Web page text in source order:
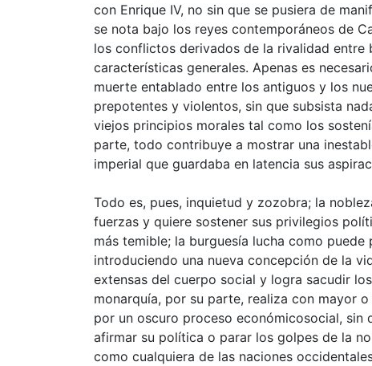
con Enrique IV, no sin que se pusiera de
se nota bajo los reyes contemporáneos de
los conflictos derivados de la rivalidad entre
características generales. Apenas es
muerte entablado entre los antiguos y los
prepotentes y violentos, sin que subsista
viejos principios morales tal como los
parte, todo contribuye a mostrar una
imperial que guardaba en latencia sus
Todo es, pues, inquietud y zozobra; la
fuerzas y quiere sostener sus privilegios
más temible; la burguesía lucha como
introduciendo una nueva concepción de la
extensas del cuerpo social y logra sacudir
monarquía, por su parte, realiza con mayor
por un oscuro proceso económicosocial,
afirmar su política o parar los golpes de la
como cualquiera de las naciones